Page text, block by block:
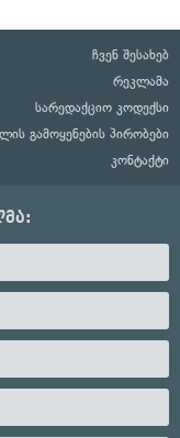
ჩვენ შესახებ
რეკლამა
სარედაქციო კოდექსი
გამოყენების პირობები
კონტაქტი